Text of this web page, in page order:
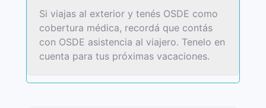
Si viajas al exterior y tenés OSDE como
cobertura médica, recordá que contás
con OSDE asistencia al viajero. Tenelo en
cuenta para tus próximas vacaciones.